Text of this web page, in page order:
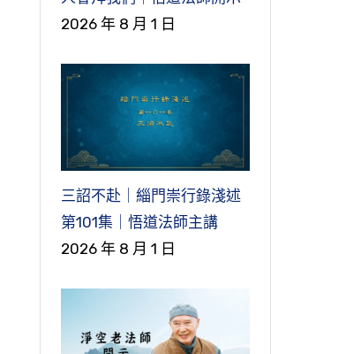
2026 年 8 月 1 日
三詔不赴｜緇門崇行錄淺述
第101集｜悟道法師主講
2026 年 8 月 1 日